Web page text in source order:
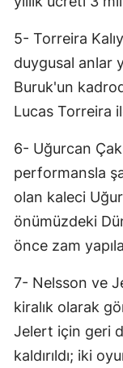
5- Torreira
duygusal anlar
Buruk'un
Lucas Torreira
6- Uğurcan
performansla
olan kaleci
önümüzdeki
önce zam
7- Nelsson ve
kiralık olarak
Jelert için geri
kaldırıldı; iki